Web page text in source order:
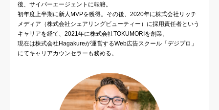
後、サイバーエージェントに転籍。
初年度上半期に新人MVPを獲得。その後、2020年に株式会社リッチ
メディア（株式会社シェアリングビューティー）に採用責任者という
キャリアを経て、2021年に株式会社TOKUMORIを創業。
現在は株式会社Hagakureが運営するWeb広告スクール「デジプロ」
にてキャリアカウンセラーも務める。